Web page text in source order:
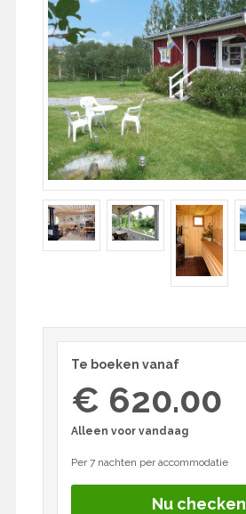
Te boeken vanaf
€ 620.00
Alleen voor vandaag
Per 7 nachten per accommodatie
Nu checken